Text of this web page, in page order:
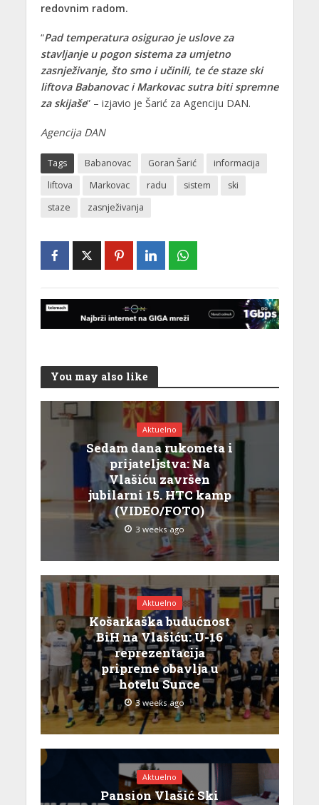
redovnim radom.
“Pad temperatura osigurao je uslove za
stavljanje u pogon sistema za umjetno
zasnježivanje, što smo i učinili, te će staze ski
liftova Babanovac i Markovac sutra biti spremne
za skijaše” – izjavio je Šarić za Agenciju DAN.
Agencija DAN
Tags Babanovac Goran Šarić
informacija
liftova
Markovac radu sistem
ski
staze
zasnježivanja
You may also like
Aktuelno
Sedam dana rukometa i
prijateljstva: Na
Vlašiću završen
jubilarni 15. HTC kamp
(VIDEO/FOTO)
3 weeks ago
Aktuelno
Košarkaška budućnost
BiH na Vlašiću: U-16
reprezentacija
pripreme obavlja u
hotelu Sunce
3 weeks ago
Aktuelno
Pansion Vlašić Ski